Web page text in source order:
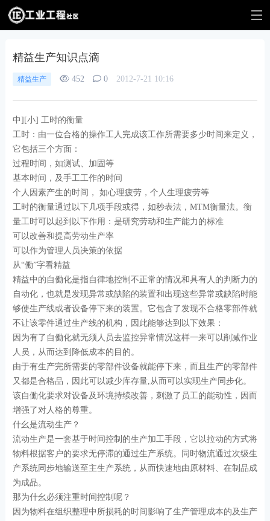
精益生产知识点滴
精益生产 452 0 2012-7-21 10:16
中][小] 工时的衡量
工时：由一位合格的操作工人完成该工作所需要多少时间来定义，
它包括三个方面：
过程时间，如测试、加固等
基本时间，及手工工作的时间
个人因素产生的时间， 如心理疲劳，个人生理疲劳等
工时的衡量通过以下几项手段或得，如秒表法，MTM衡量法。衡
量工时可以起到以下作用：是研究劳动和生产能力的标准
可以改善和提高劳动生产率
可以作为管理人员决策的依据
从“働”字看精益
精益中的自働化是指自律地控制不正常的情况和具有人的判断力的
自动化，也就是发现异常或缺陷的装置和出现这些异常或缺陷时能
够使生产线或者设备停下来的装置。它包含了发现不合格零部件就
不让该零件通过生产线的机构，因此能够达到以下效果：
因为有了自働化就无须人员去监控异常情况这样一来可以削减作业
人员，从而达到降低成本的目的。
由于有生产完所需要的零部件设备就能停下来，而且生产的零部件
又都是合格品，因此可以减少库存量,从而可以实现生产同步化。
该自働化要求对设备及环境持续改善，刺激了员工的能动性，因而
增强了对人格的尊重。
什幺是流动生产？
流动生产是一套基于时间控制的生产加工手段，它以拉动的方式将
物料根据客户的要求无停滞的通过生产系统。同时物流通过次级生
产系统同步地输送至主生产系统，从而快速地由原材料、在制品成
为成品。
那为什幺必须注重时间控制呢？
因为物料在组织整理中所损耗的时间影响了生产管理成本的及生产